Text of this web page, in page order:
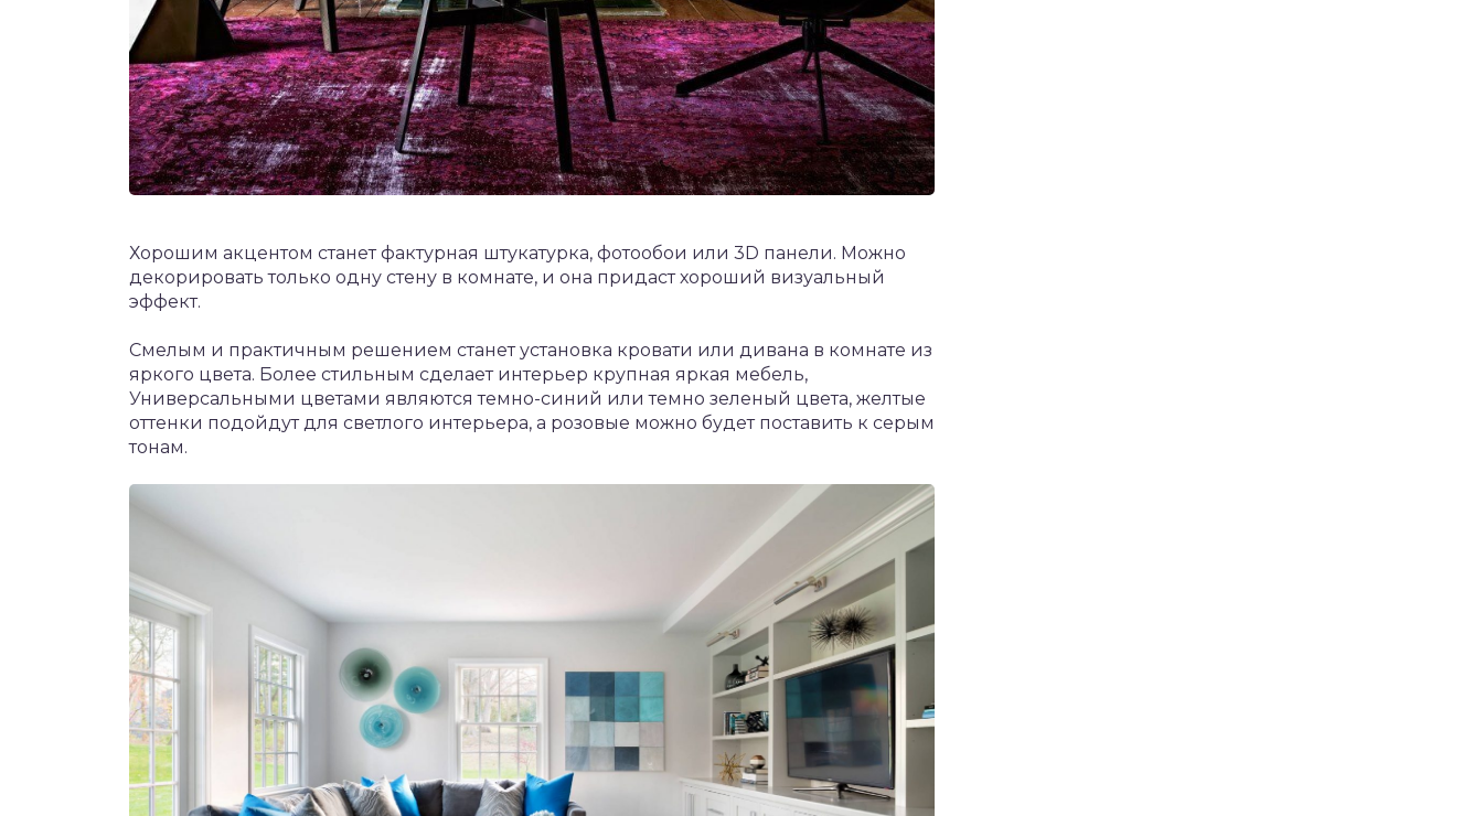
Хорошим акцентом станет фактурная штукатурка, фотообои или 3D панели. Можно
декорировать только одну стену в комнате, и она придаст хороший визуальный
эффект.
Смелым и практичным решением станет установка кровати или дивана в комнате из
яркого цвета. Более стильным сделает интерьер крупная яркая мебель,
Универсальными цветами являются темно-синий или темно зеленый цвета, желтые
оттенки подойдут для светлого интерьера, а розовые можно будет поставить к серым
тонам.